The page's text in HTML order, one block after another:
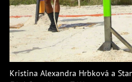
Kristina Alexandra Hrbková a